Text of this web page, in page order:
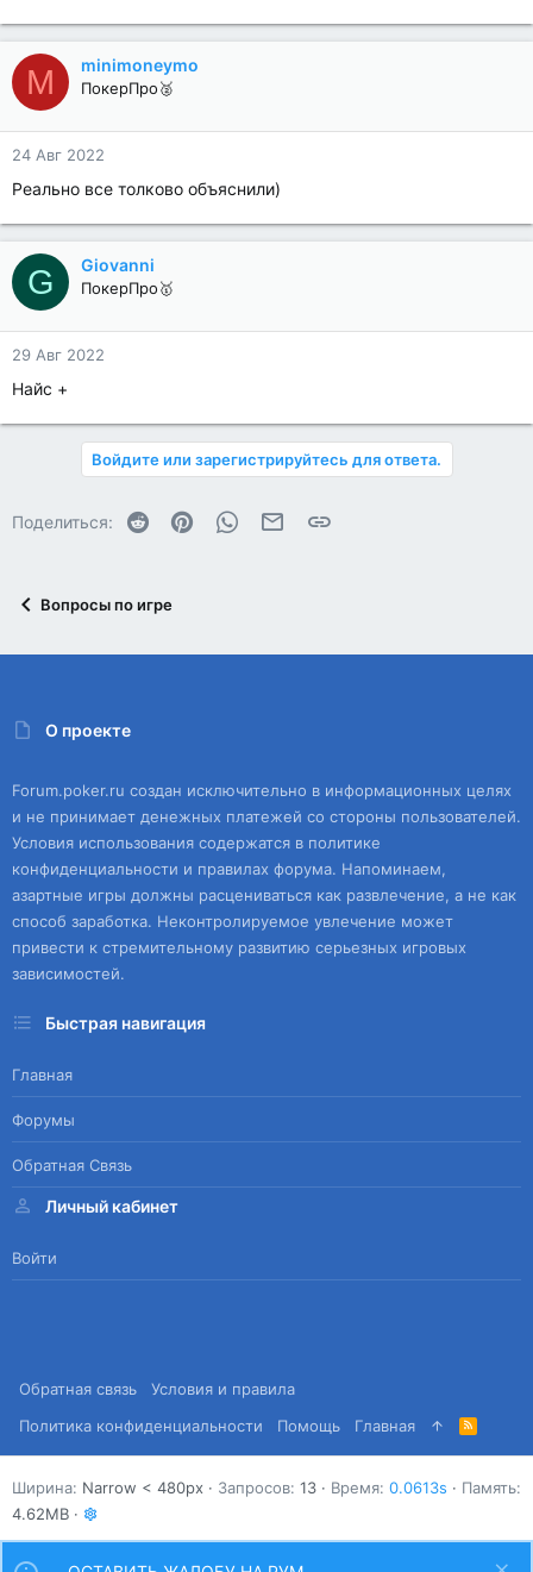
M minimoneymo
ПокерПро🥈
24 Авг 2022
Реально все толково объяснили)
G Giovanni
ПокерПро🥇
29 Авг 2022
Найс +
Войдите или зарегистрируйтесь для ответа.
Поделиться: Reddit PinterestWhatsAppЭлектронная почта
Ссылка
Вопросы по игре
О проекте
Forum.poker.ru создан исключительно в информационных целях
и не принимает денежных платежей со стороны пользователей.
Условия использования содержатся в политике
конфиденциальности и правилах форума. Напоминаем,
азартные игры должны расцениваться как развлечение, а не как
способ заработка. Неконтролируемое увлечение может
привести к стремительному развитию серьезных игровых
зависимостей.
Быстрая навигация
Главная
Форумы
Обратная Связь
Личный кабинет
Войти
Обратная связь
Условия и правила
Политика конфиденциальности
Помощь Главная
R
S
S
Ширина Запросов 13 Время 0.0613s
Память
4.62MB